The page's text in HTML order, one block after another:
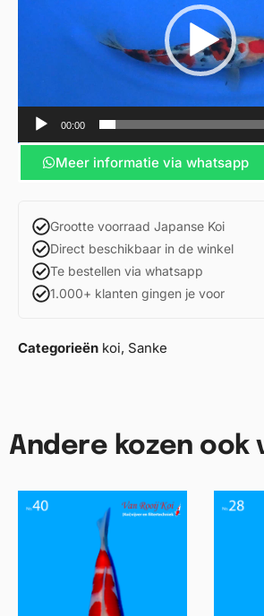
00:00
Meer informatie via whatsapp
Grootte voorraad Japanse Koi
Direct beschikbaar in de winkel
Te bestellen via whatsapp
1.000+ klanten gingen je voor
Categorieën koi, Sanke
Andere kozen ook